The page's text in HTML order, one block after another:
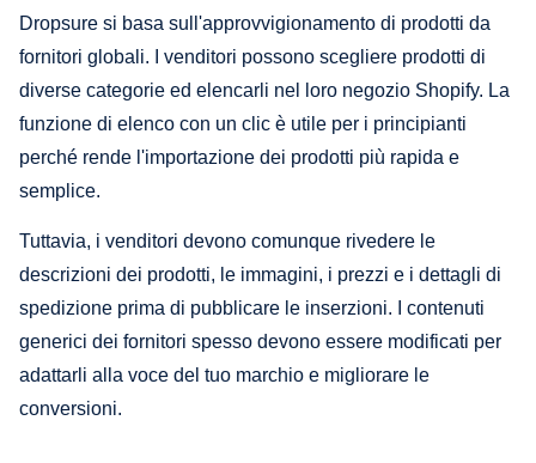
Dropsure si basa sull'approvvigionamento di prodotti da
fornitori globali. I venditori possono scegliere prodotti di
diverse categorie ed elencarli nel loro negozio Shopify. La
funzione di elenco con un clic è utile per i principianti
perché rende l'importazione dei prodotti più rapida e
semplice.
Tuttavia, i venditori devono comunque rivedere le
descrizioni dei prodotti, le immagini, i prezzi e i dettagli di
spedizione prima di pubblicare le inserzioni. I contenuti
generici dei fornitori spesso devono essere modificati per
adattarli alla voce del tuo marchio e migliorare le
conversioni.